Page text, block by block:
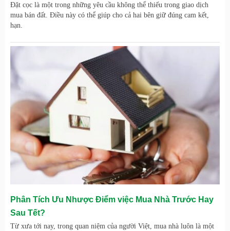
Đặt cọc là một trong những yêu cầu không thể thiếu trong giao dịch
mua bán đất. Điều này có thể giúp cho cả hai bên giữ đúng cam kết,
hạn.
Phân Tích Ưu Nhược Điểm việc Mua Nhà Trước Hay
Sau Tết?
Từ xưa tới nay, trong quan niệm của người Việt, mua nhà luôn là một